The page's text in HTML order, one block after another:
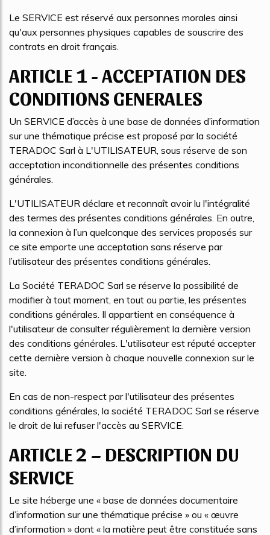
Le SERVICE est réservé aux personnes morales ainsi
qu'aux personnes physiques capables de souscrire des
contrats en droit français.
ARTICLE 1 - ACCEPTATION DES
CONDITIONS GENERALES
Un SERVICE d’accès à une base de données d’information
sur une thématique précise est proposé par la société
TERADOC Sarl à L'UTILISATEUR, sous réserve de son
acceptation inconditionnelle des présentes conditions
générales.
L'UTILISATEUR déclare et reconnaît avoir lu l'intégralité
des termes des présentes conditions générales. En outre,
la connexion à l’un quelconque des services proposés sur
ce site emporte une acceptation sans réserve par
l’utilisateur des présentes conditions générales.
La Société TERADOC Sarl se réserve la possibilité de
modifier à tout moment, en tout ou partie, les présentes
conditions générales. Il appartient en conséquence à
l'utilisateur de consulter régulièrement la dernière version
des conditions générales. L'utilisateur est réputé accepter
cette dernière version à chaque nouvelle connexion sur le
site.
En cas de non-respect par l'utilisateur des présentes
conditions générales, la société TERADOC Sarl se réserve
le droit de lui refuser l'accès au SERVICE.
ARTICLE 2 – DESCRIPTION DU
SERVICE
Le site héberge une « base de données documentaire
d’information sur une thématique précise » ou « œuvre
d’information » dont « la matière peut être constituée sans